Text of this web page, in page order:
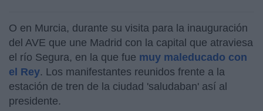
O en Murcia, durante su visita para la inauguración
del AVE que une Madrid con la capital que atraviesa
el río Segura, en la que fue muy maleducado con
el Rey. Los manifestantes reunidos frente a la
estación de tren de la ciudad 'saludaban' así al
presidente.